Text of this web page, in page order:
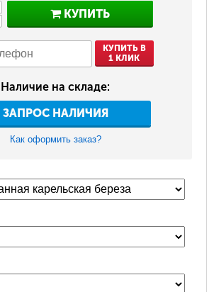
КУПИТЬ
КУПИТЬ В
1 КЛИК
Наличие на складе:
ЗАПРОС НАЛИЧИЯ
Как оформить заказ?